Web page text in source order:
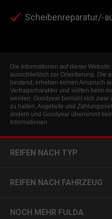
Scheibenreparatur/-
Die Informationen auf dieser
ausschließlich zur Orientierung. Die
bindend, erheben keinen Anspruch
Vertragscharakter und sollten beim
werden. Goodyear bemüht sich zwar
zu halten, Angebote und
ändern und Goodyear übernimmt
Informationen.
REIFEN NACH TYP
REIFEN NACH FAHRZEUG
NOCH MEHR FULDA